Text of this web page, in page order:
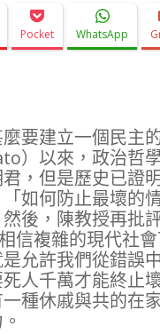
Pocket WhatsApp
要建立一個民主
）以來，政治哲
，但是歷史已證
如何防止最壞的
後，陳教授再批
信複雜的現代社
允許我們從錯誤
人千萬才能終止
種休戚與共的在